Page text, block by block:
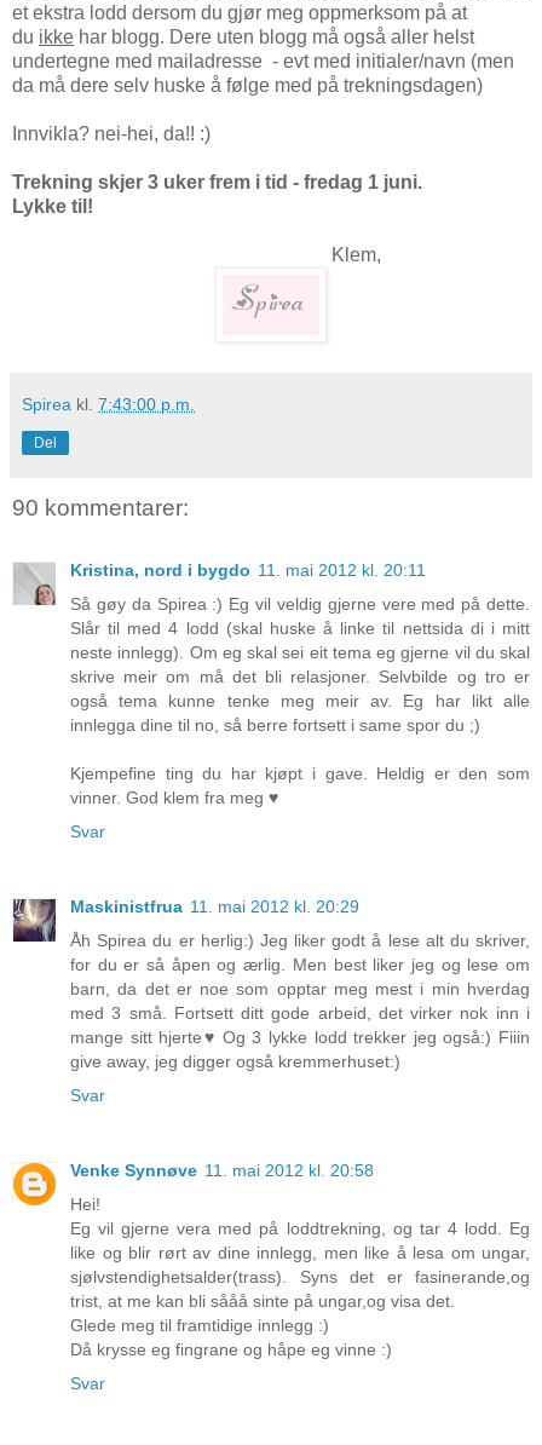
et ekstra lodd dersom du gjør meg oppmerksom på at
du ikke har blogg. Dere uten blogg må også aller helst
undertegne med mailadresse - evt med initialer/navn (men
da må dere selv huske å følge med på trekningsdagen)
Innvikla? nei-hei, da!! :)
Trekning skjer 3 uker frem i tid - fredag 1 juni.
Lykke til!
Klem,
Spirea kl. 7:43:00 p.m.
Del
90 kommentarer:
Kristina, nord i bygdo 11. mai 2012 kl. 20:11
Så gøy da Spirea :) Eg vil veldig gjerne vere med på dette.
Slår til med 4 lodd (skal huske å linke til nettsida di i mitt
neste innlegg). Om eg skal sei eit tema eg gjerne vil du skal
skrive meir om må det bli relasjoner. Selvbilde og tro er
også tema kunne tenke meg meir av. Eg har likt alle
innlegga dine til no, så berre fortsett i same spor du ;)
Kjempefine ting du har kjøpt i gave. Heldig er den som
vinner. God klem fra meg ♥
Svar
Maskinistfrua 11. mai 2012 kl. 20:29
Åh Spirea du er herlig:) Jeg liker godt å lese alt du skriver,
for du er så åpen og ærlig. Men best liker jeg og lese om
barn, da det er noe som opptar meg mest i min hverdag
med 3 små. Fortsett ditt gode arbeid, det virker nok inn i
mange sitt hjerte♥ Og 3 lykke lodd trekker jeg også:) Fiiin
give away, jeg digger også kremmerhuset:)
Svar
Venke Synnøve 11. mai 2012 kl. 20:58
Hei!
Eg vil gjerne vera med på loddtrekning, og tar 4 lodd. Eg
like og blir rørt av dine innlegg, men like å lesa om ungar,
sjølvstendighetsalder(trass). Syns det er fasinerande,og
trist, at me kan bli sååå sinte på ungar,og visa det.
Glede meg til framtidige innlegg :)
Då krysse eg fingrane og håpe eg vinne :)
Svar